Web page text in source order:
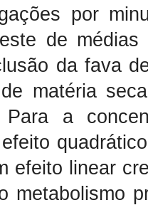
por
de
da fava
matéria
a
efeito linear
metabolismo